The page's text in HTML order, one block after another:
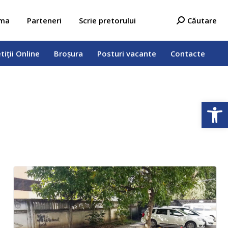
Parteneri Scrie pretorului Search:
Căutare
Online Broșura Posturi vacante Contacte
Online Broșura Posturi vacante Contacte